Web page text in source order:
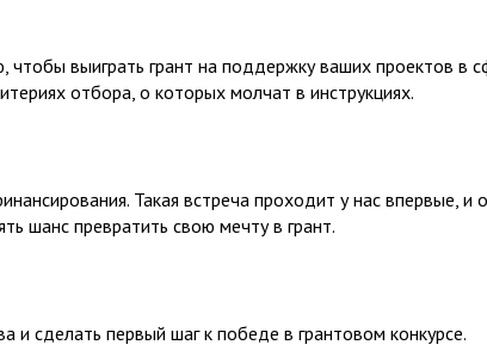
выиграть грант на поддержку ваших проектов в
отбора, о которых молчат в инструкциях.
Такая встреча проходит у нас впервые, и
шанс превратить свою мечту в грант.
и сделать первый шаг к победе в грантовом конкурсе.